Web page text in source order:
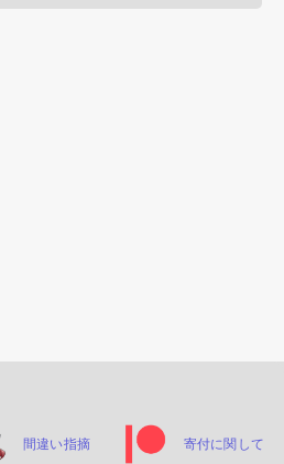
間違い指摘 寄付に関して